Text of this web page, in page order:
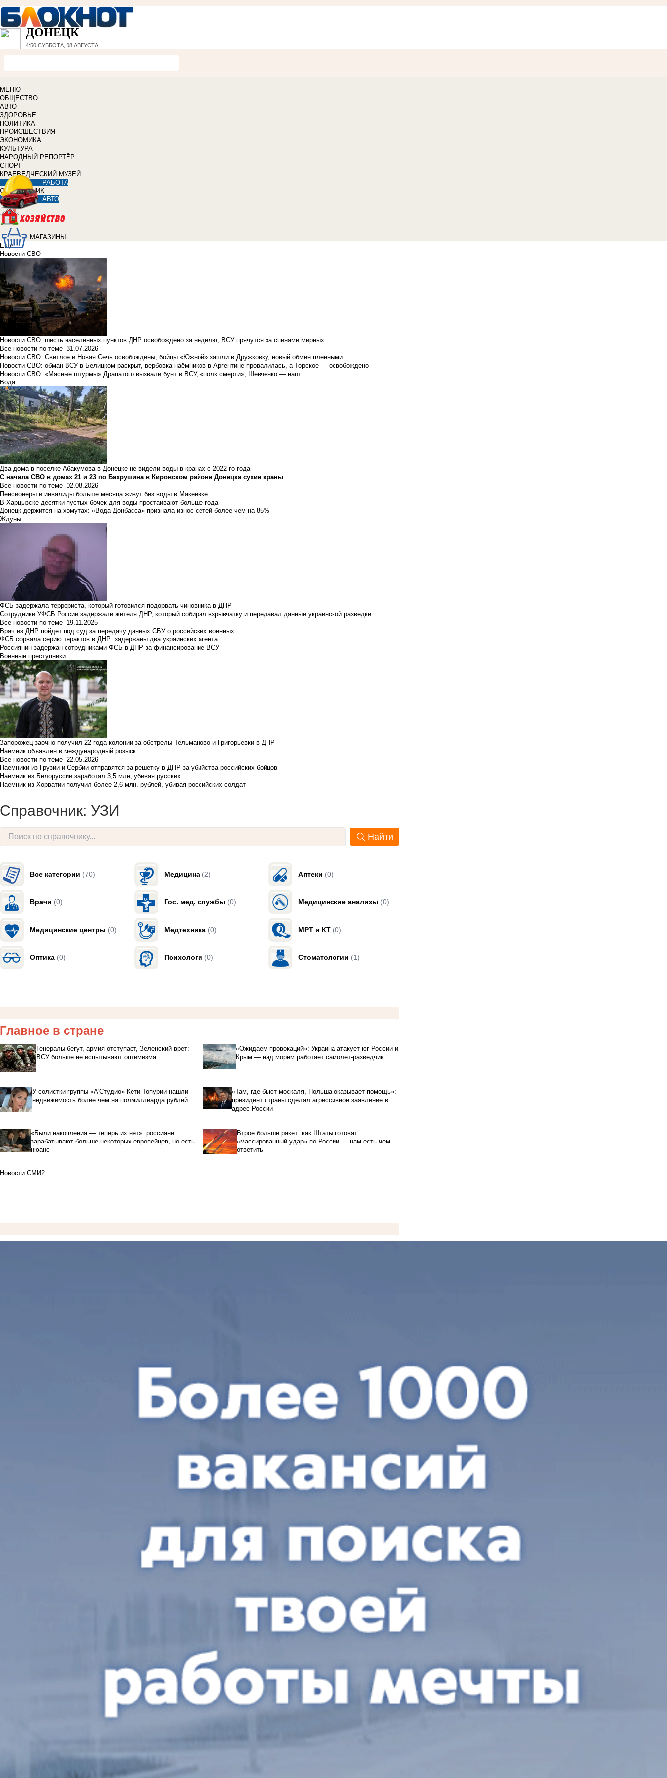
ДОНЕЦК
4:50 СУББОТА, 08 АВГУСТА
МЕНЮ
ОБЩЕСТВО
АВТО
ЗДОРОВЬЕ
ПОЛИТИКА
ПРОИСШЕСТВИЯ
ЭКОНОМИКА
КУЛЬТУРА
НАРОДНЫЙ РЕПОРТЁР
СПОРТ
КРАЕВЕДЧЕСКИЙ МУЗЕЙ
РАБОТА
СПРАВОЧНИК
АВТО
МАГАЗИНЫ
Еще
Новости СВО
Новости СВО: шесть населённых пунктов ДНР освобождено за неделю, ВСУ прячутся за спинами мирных
Все новости по теме 31.07.2026
Новости СВО: Светлое и Новая Сечь освобождены, бойцы «Южной» зашли в Дружковку, новый обмен пленными
Новости СВО: обман ВСУ в Белицком раскрыт, вербовка наёмников в Аргентине провалилась, а Торское — освобождено
Новости СВО: «Мясные штурмы» Драпатого вызвали бунт в ВСУ, «полк смерти», Шевченко — наш
Вода
Два дома в поселке Абакумова в Донецке не видели воды в кранах с 2022-го года
С начала СВО в домах 21 и 23 по Бахрушина в Кировском районе Донецка сухие краны
Все новости по теме 02.08.2026
Пенсионеры и инвалиды больше месяца живут без воды в Макеевке
В Харцызске десятки пустых бочек для воды простаивают больше года
Донецк держится на хомутах: «Вода Донбасса» признала износ сетей более чем на 85%
Ждуны
ФСБ задержала террориста, который готовился подорвать чиновника в ДНР
Сотрудники УФСБ России задержали жителя ДНР, который собирал взрывчатку и передавал данные украинской разведке
Все новости по теме 19.11.2025
Врач из ДНР пойдет под суд за передачу данных СБУ о российских военных
ФСБ сорвала серию терактов в ДНР: задержаны два украинских агента
Россиянин задержан сотрудниками ФСБ в ДНР за финансирование ВСУ
Военные преступники
Запорожец заочно получил 22 года колонии за обстрелы Тельманово и Григорьевки в ДНР
Наемник объявлен в международный розыск
Все новости по теме 22.05.2026
Наемники из Грузии и Сербии отправятся за решетку в ДНР за убийства российских бойцов
Наемник из Белоруссии заработал 3,5 млн, убивая русских
Наемник из Хорватии получил более 2,6 млн. рублей, убивая российских солдат
Справочник: УЗИ
Найти
Все категории (70) Медицина (2) Аптеки (0)
Врачи (0) Гос. мед. службы (0) Медицинские анализы (0)
Медицинские центры (0) Медтехника (0) МРТ и КТ (0)
Оптика (0) Психологи (0) Стоматологии (1)
Главное в стране
Генералы бегут, армия отступает, Зеленский врет:
ВСУ больше не испытывают оптимизма
«Ожидаем провокаций»: Украина атакует юг России и
Крым — над морем работает самолет-разведчик
У солистки группы «А'Студио» Кети Топурии нашли
недвижимость более чем на полмиллиарда рублей
«Там, где бьют москаля, Польша оказывает помощь»:
президент страны сделал агрессивное заявление в
адрес России
«Были накопления — теперь их нет»: россияне
зарабатывают больше некоторых европейцев, но есть
нюанс
Втрое больше ракет: как Штаты готовят
«массированный удар» по России — нам есть чем
ответить
Новости СМИ2